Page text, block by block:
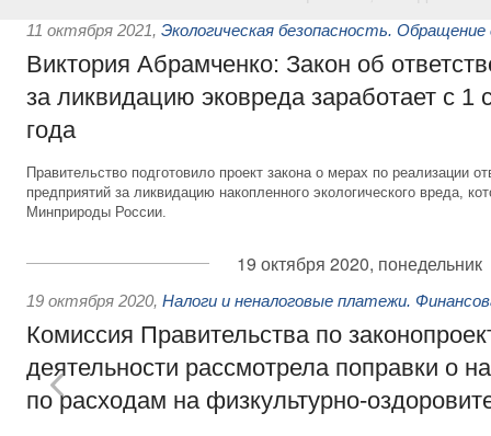
11 октября 2021, Экологическая безопасность.
Виктория Абрамченко: Закон об
за ликвидацию эковреда заработает с 1
года
Правительство подготовило проект закона о мерах по реализации
предприятий за ликвидацию накопленного экологического вреда,
Минприроды России.
19 октября 2020, понедельник
19 октября 2020, Налоги и неналоговые платежи.
Комиссия Правительства по
деятельности рассмотрела поправки о
по расходам на физкультурно-